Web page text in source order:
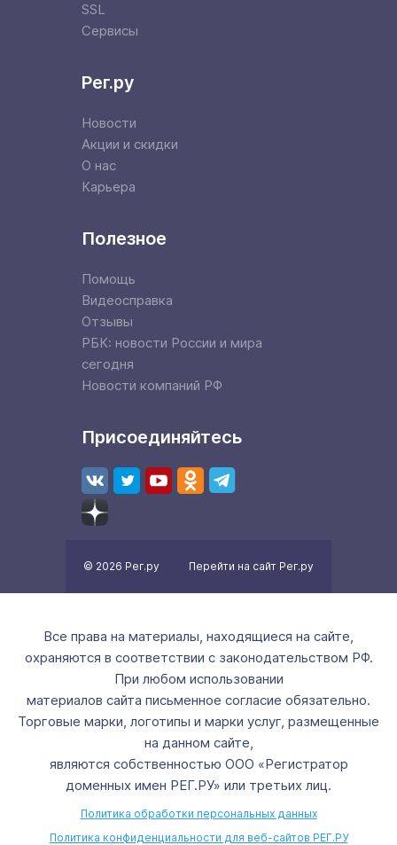
SSL
Сервисы
Рег.ру
Новости
Акции и скидки
О нас
Карьера
Полезное
Помощь
Видеосправка
Отзывы
РБК: новости России и мира
сегодня
Новости компаний РФ
Присоединяйтесь
© 2026 Рег.ру Перейти на сайт Рег.ру
Все права на материалы, находящиеся на сайте,
охраняются в соответствии с законодательством РФ.
При любом использовании
материалов сайта письменное согласие обязательно.
Торговые марки, логотипы и марки услуг, размещенные
на данном сайте,
являются собственностью ООО «Регистратор
доменных имен РЕГ.РУ» или третьих лиц.
Политика обработки персональных данных
Политика конфиденциальности для веб-сайтов РЕГ.РУ